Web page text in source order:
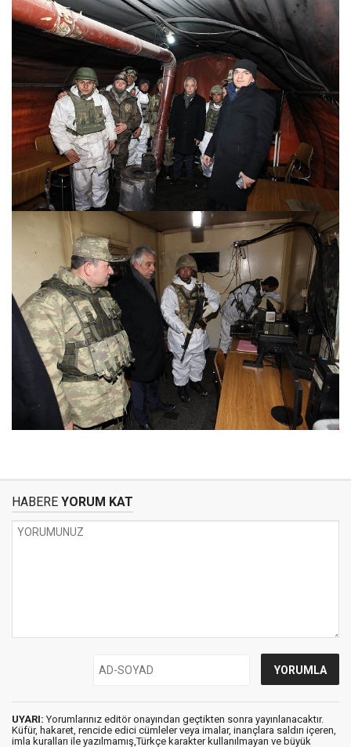
HABERE YORUM KAT
UYARI: Yorumlarınız editör onayından geçtikten sonra yayınlanacaktır.
Küfür, hakaret, rencide edici cümleler veya imalar, inançlara saldırı içeren,
imla kuralları ile yazılmamış,Türkçe karakter kullanılmayan ve büyük